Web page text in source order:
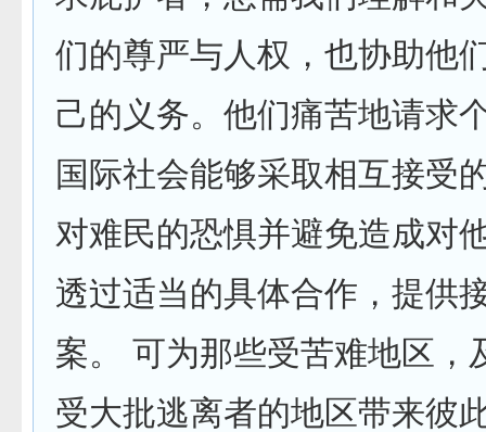
们的尊严与人权，也协助他
己的义务。他们痛苦地请求
国际社会能够采取相互接受
对难民的恐惧并避免造成对
透过适当的具体合作，提供
案。 可为那些受苦难地区，
受大批逃离者的地区带来彼